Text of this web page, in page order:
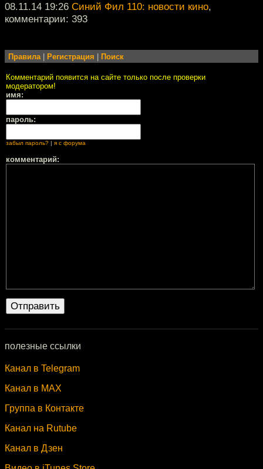
08.11.14 19:26 Синий Фил 110: новости кино,
комментарии: 393
Правила| Регистрация Поиск
Комментарий появится на сайте только после проверки
модератором!
имя:
пароль:
забыл пароль? | я с форума
комментарий:
полезные ссылки
Канал в Telegram
Канал в MAX
Группа в Контакте
Канал на Rutube
Канал в Дзен